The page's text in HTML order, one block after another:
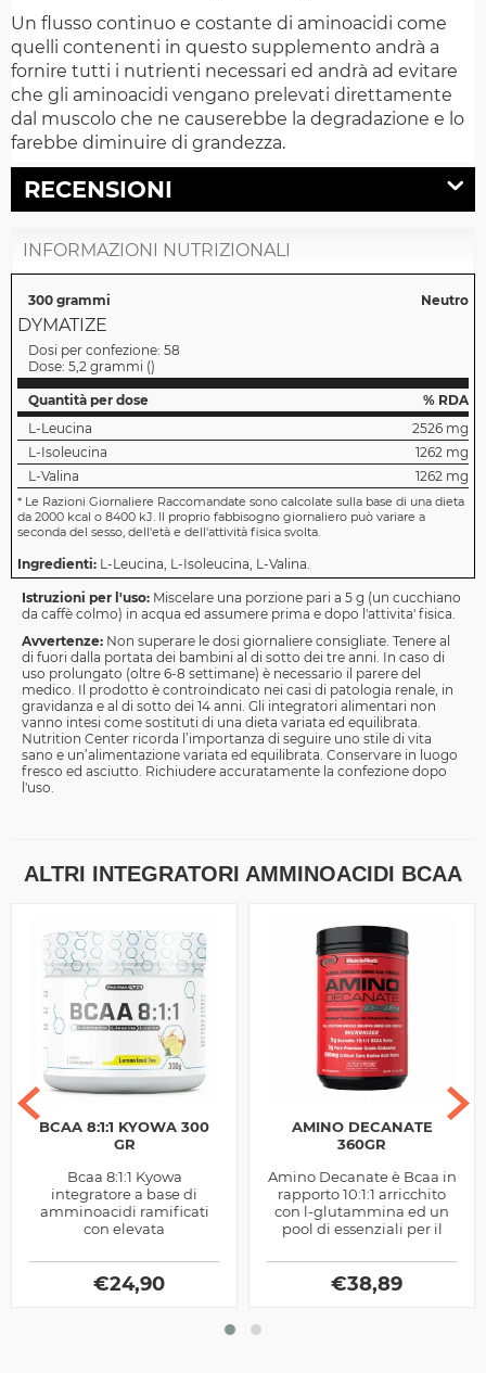
Un flusso continuo e costante di aminoacidi come
quelli contenenti in questo supplemento andrà a
fornire tutti i nutrienti necessari ed andrà ad evitare
che gli aminoacidi vengano prelevati direttamente
dal muscolo che ne causerebbe la degradazione e lo
farebbe diminuire di grandezza.
RECENSIONI
INFORMAZIONI NUTRIZIONALI
300 grammi Neutro
DYMATIZE
Dosi per confezione: 58
Dose: 5,2 grammi ()
Quantità per dose
% RDA
L-Leucina
2526 mg
L-Isoleucina
1262 mg
L-Valina
1262 mg
* Le Razioni Giornaliere Raccomandate sono calcolate sulla base di una dieta
da 2000 kcal o 8400 kJ. Il proprio fabbisogno giornaliero può variare a
seconda del sesso, dell'età e dell'attività fisica svolta.
Ingredienti: L-Leucina, L-Isoleucina, L-Valina.
Istruzioni per l'uso: Miscelare una porzione pari a 5 g (un cucchiano
da caffè colmo) in acqua ed assumere prima e dopo l'attivita' fisica.
Avvertenze: Non superare le dosi giornaliere consigliate. Tenere al
di fuori dalla portata dei bambini al di sotto dei tre anni. In caso di
uso prolungato (oltre 6-8 settimane) è necessario il parere del
medico. Il prodotto è controindicato nei casi di patologia renale, in
gravidanza e al di sotto dei 14 anni. Gli integratori alimentari non
vanno intesi come sostituti di una dieta variata ed equilibrata.
Nutrition Center ricorda l’importanza di seguire uno stile di vita
sano e un’alimentazione variata ed equilibrata. Conservare in luogo
fresco ed asciutto. Richiudere accuratamente la confezione dopo
l'uso.
ALTRI INTEGRATORI AMMINOACIDI BCAA
BCAA 8:1:1 KYOWA 300
GR
Bcaa 8:1:1 Kyowa
integratore a base di
amminoacidi ramificati
con elevata
ideali per migliorare il
nutrimento muscolare,
prodotto...
€24,90
AMINO DECANATE
360GR
Amino Decanate è Bcaa in
rapporto 10:1:1 arricchito
con l-glutammina ed un
pool di essenziali per il
proteica, ottimo pre e
post...
€38,89